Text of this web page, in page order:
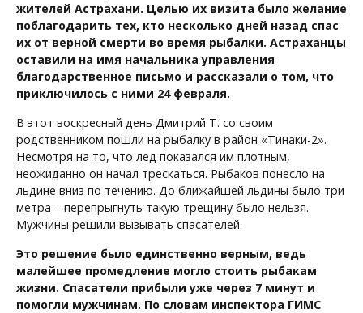
жителей Астрахани. Целью их визита было желание
поблагодарить тех, кто несколько дней назад спас
их от верной смерти во время рыбалки. Астраханцы
оставили на имя начальника управления
благодарственное письмо и рассказали о том, что
приключилось с ними 24 февраля.
В этот воскресный день Дмитрий Т. со своим
родственником пошли на рыбалку в район «Тинаки-2».
Несмотря на то, что лед показался им плотным,
неожиданно он начал трескаться. Рыбаков понесло на
льдине вниз по течению. До ближайшей льдины было три
метра – перепрыгнуть такую трещину было нельзя.
Мужчины решили вызывать спасателей.
Это решение было единственно верным, ведь
малейшее промедление могло стоить рыбакам
жизни. Спасатели прибыли уже через 7 минут и
помогли мужчинам. По словам инспектора ГИМС